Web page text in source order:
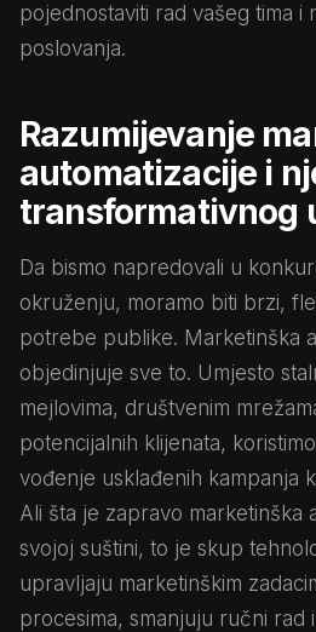
pojednostaviti rad vašeg tima i
poslovanja.
Razumijevanje
automatizacije i
transformativnog
Da bismo napredovali u
okruženju, moramo biti brzi,
potrebe publike. Marketinška
objedinjuje sve to. Umjesto
mejlovima, društvenim
potencijalnih klijenata,
vođenje usklađenih kampanja
Ali šta je zapravo marketinška
svojoj suštini, to je skup
upravljaju marketinškim
procesima, smanjuju ručni rad